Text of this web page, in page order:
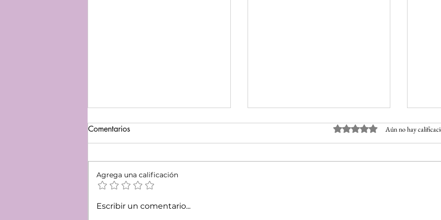
Del Refugio a la Reunificación
Comentarios Obtuvo 0 de 5 estrellas.
Aún no hay
Agrega una calificación
Escribir un comentario...